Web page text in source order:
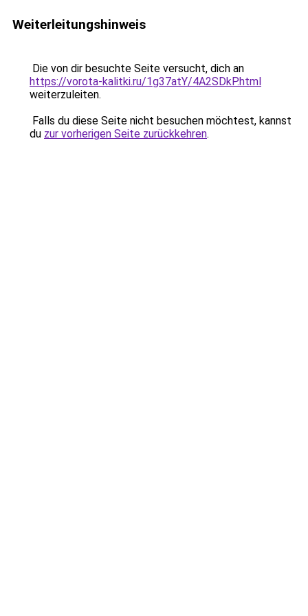
Weiterleitungshinweis
Die von dir besuchte Seite versucht, dich an
https://vorota-kalitki.ru/1g37atY/4A2SDkP.html
weiterzuleiten.
Falls du diese Seite nicht besuchen möchtest, kannst
du zur vorherigen Seite zurückkehren.